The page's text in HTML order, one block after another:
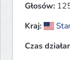
Głosów:
Kraj:
Czas